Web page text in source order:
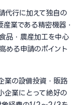
代行に加えて独自の
業である精密機器・
品・農産加工を中心
める申請のポイント
業の設備投資・販路
企業にとって絶好の